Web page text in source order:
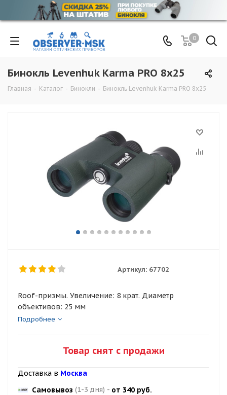
0
Бинокль Levenhuk Karma PRO 8x25
Главная - Каталог - Бинокли - Бинокль Levenhuk Karma PRO 8x25
Артикул: 67702
Roof-призмы. Увеличение: 8 крат. Диаметр
объективов: 25 мм
Подробнее
Товар снят с продажи
Доставка в Москва
Самовывоз (1-3 дня) - от 340 руб.